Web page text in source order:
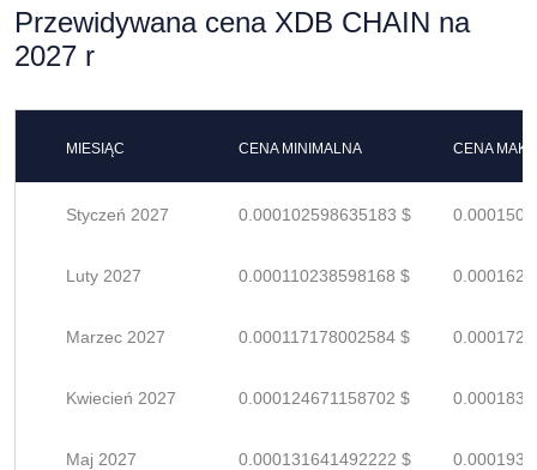
Przewidywana cena XDB CHAIN na
2027 r
MIESIĄC CENA MINIMALNA CENA
Styczeń 2027 0.000102598635183 $
Luty 2027 0.000110238598168 $
Marzec 2027 0.000117178002584 $
Kwiecień 2027 0.000124671158702 $
Maj 2027 0.000131641492222 $